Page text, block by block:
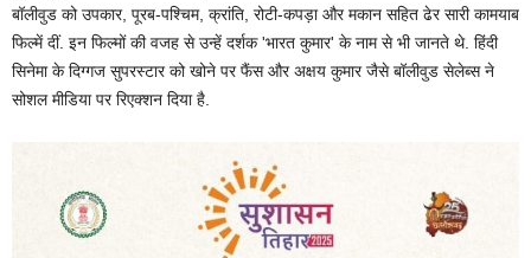
बॉलीवुड को उपकार, पूरब-पश्चिम, क्रांति, रोटी-कपड़ा और मकान सहित ढेर सारी कामयाब
फिल्में दीं. इन फिल्मों की वजह से उन्हें दर्शक 'भारत कुमार' के नाम से भी जानते थे. हिंदी
सिनेमा के दिग्गज सुपरस्टार को खोने पर फैंस और अक्षय कुमार जैसे बॉलीवुड सेलेब्स ने
सोशल मीडिया पर रिएक्शन दिया है.